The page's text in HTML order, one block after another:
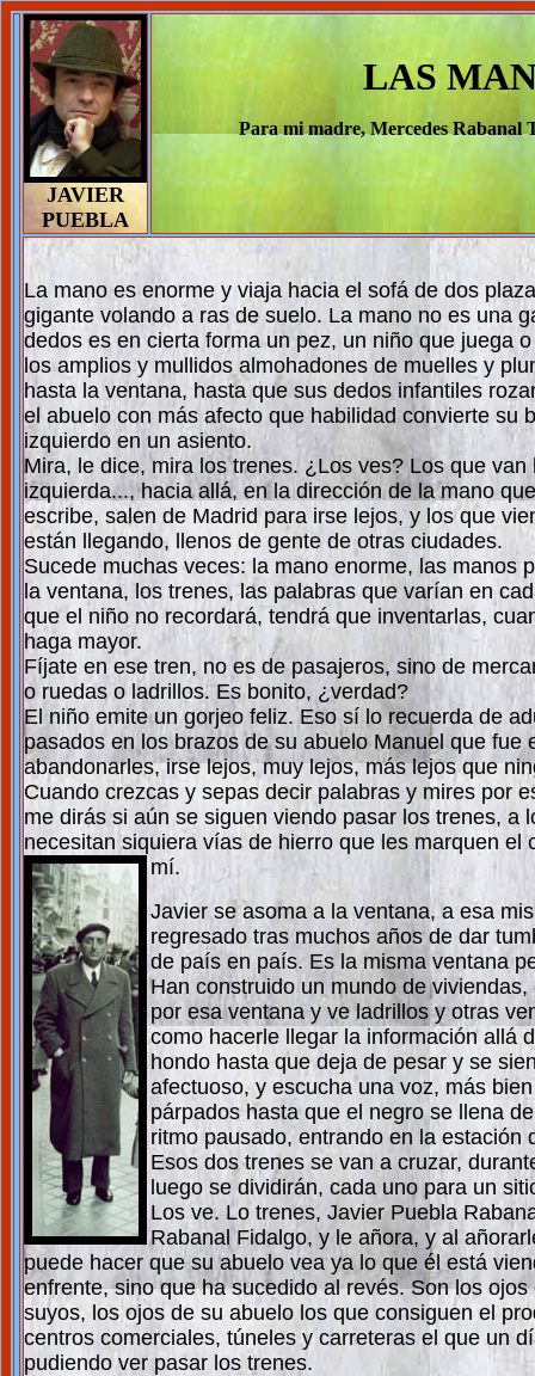
JAVIER
PUEBLA
LAS
Para mi madre, Mercedes Rabanal
La mano es enorme y viaja hacia el sofá de dos
gigante volando a ras de suelo. La mano no es una
dedos es en cierta forma un pez, un niño que juega
los amplios y mullidos almohadones de muelles y
hasta la ventana, hasta que sus dedos infantiles
el abuelo con más afecto que habilidad convierte su
izquierdo en un asiento.
Mira, le dice, mira los trenes. ¿Los ves? Los que van
izquierda..., hacia allá, en la dirección de la mano
escribe, salen de Madrid para irse lejos, y los que
están llegando, llenos de gente de otras ciudades.
Sucede muchas veces: la mano enorme, las manos
la ventana, los trenes, las palabras que varían en
que el niño no recordará, tendrá que inventarlas,
haga mayor.
Fíjate en ese tren, no es de pasajeros, sino de
o ruedas o ladrillos. Es bonito, ¿verdad?
El niño emite un gorjeo feliz. Eso sí lo recuerda de
pasados en los brazos de su abuelo Manuel que
abandonarles, irse lejos, muy lejos, más lejos que
Cuando crezcas y sepas decir palabras y mires por
me dirás si aún se siguen viendo pasar los trenes, a
necesitan siquiera vías de hierro que les marquen
mí.
Javier se asoma a la ventana, a esa
regresado tras muchos años de dar
de país en país. Es la misma ventana
Han construido un mundo de
por esa ventana y ve ladrillos y otras
como hacerle llegar la información allá
hondo hasta que deja de pesar y se
afectuoso, y escucha una voz, más
párpados hasta que el negro se llena
ritmo pausado, entrando en la estación
Esos dos trenes se van a cruzar,
luego se dividirán, cada uno para un
Los ve. Lo trenes, Javier Puebla
Rabanal Fidalgo, y le añora, y al
puede hacer que su abuelo vea ya lo que él está
enfrente, sino que ha sucedido al revés. Son los
suyos, los ojos de su abuelo los que consiguen el
centros comerciales, túneles y carreteras el que un
pudiendo ver pasar los trenes.